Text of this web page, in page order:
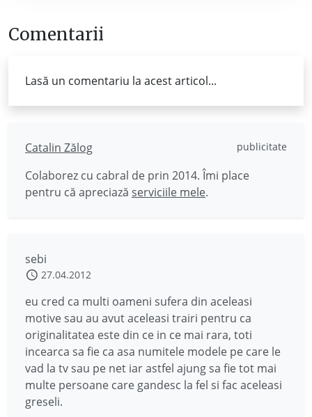
Comentarii
Lasă un comentariu la acest articol...
Catalin Zălog publicitate
Colaborez cu cabral de prin 2014. Îmi place
pentru că apreciază serviciile mele.
sebi
27.04.2012
eu cred ca multi oameni sufera din aceleasi
motive sau au avut aceleasi trairi pentru ca
originalitatea este din ce in ce mai rara, toti
incearca sa fie ca asa numitele modele pe care le
vad la tv sau pe net iar astfel ajung sa fie tot mai
multe persoane care gandesc la fel si fac aceleasi
greseli.